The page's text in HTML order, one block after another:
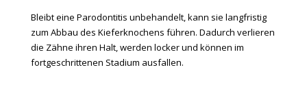
Bleibt eine Parodontitis unbehandelt, kann sie langfristig
zum Abbau des Kieferknochens führen. Dadurch verlieren
die Zähne ihren Halt, werden locker und können im
fortgeschrittenen Stadium ausfallen.